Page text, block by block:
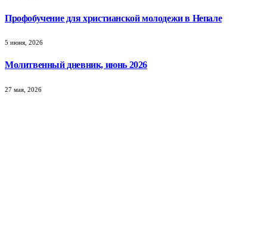
Профобучение для христианской молодежи в Непале
5 июня, 2026
Молитвенный дневник, июнь 2026
27 мая, 2026